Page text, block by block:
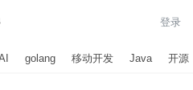
登录
golang 移动开发 Java 开源